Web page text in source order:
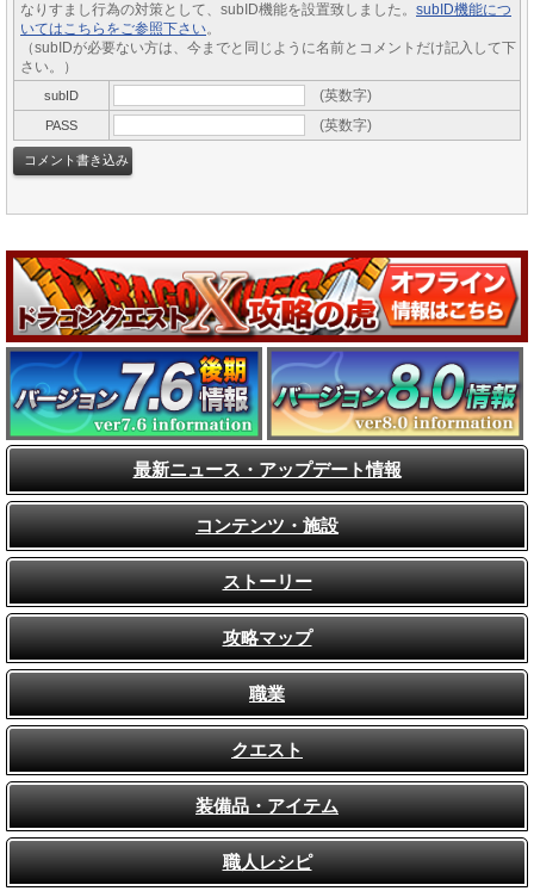
なりすまし行為の対策として、subID機能を設置致しました。 subID機能につ
いてはこちらをご参照下さい。
（subIDが必要ない方は、今までと同じように名前とコメントだけ記入して下
さい。）
subID (英数字)
PASS (英数字)
最新ニュース・アップデート情報
コンテンツ・施設
ストーリー
攻略マップ
職業
クエスト
装備品・アイテム
職人レシピ